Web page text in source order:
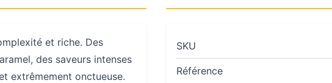
et riche. Des
des saveurs intenses
extrêmement onctueuse.
SKU
Référence